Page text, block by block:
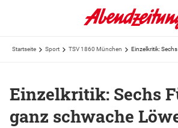
Startseite Sport TSV 1860 München
Einzelkritik: Sechs
ganz schwache